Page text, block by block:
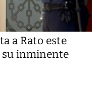
a Rato este
inminente